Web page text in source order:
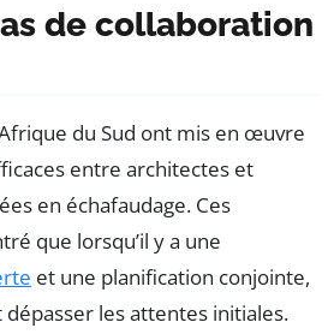
de collaboration
du Sud ont mis en œuvre
entre architectes et
en échafaudage. Ces
que lorsqu’il y a une
et une planification conjointe,
les attentes initiales.